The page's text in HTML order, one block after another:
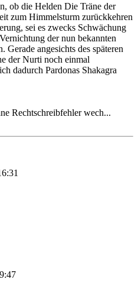
ob die Helden Die Träne der
zum Himmelsturm zurückkehren
sei es zwecks Schwächung
der nun bekannten
angesichts des späteren
der Nurti noch einmal
dadurch Pardonas Shakagra
Rechtschreibfehler wech...